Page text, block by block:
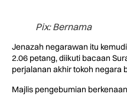
Pix: Bernama
Jenazah negarawan itu
2.06 petang, diikuti bacaan
perjalanan akhir tokoh negara
Majlis pengebumian